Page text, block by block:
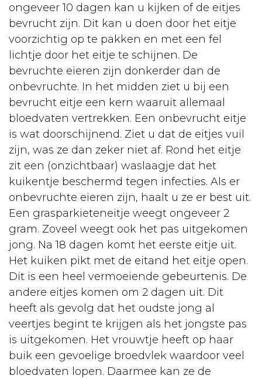
ongeveer 10 dagen kan u kijken of de eitjes
bevrucht zijn. Dit kan u doen door het eitje
voorzichtig op te pakken en met een fel
lichtje door het eitje te schijnen. De
bevruchte eieren zijn donkerder dan de
onbevruchte. In het midden ziet u bij een
bevrucht eitje een kern waaruit allemaal
bloedvaten vertrekken. Een onbevrucht eitje
is wat doorschijnend. Ziet u dat de eitjes vuil
zijn, was ze dan zeker niet af. Rond het eitje
zit een (onzichtbaar) waslaagje dat het
kuikentje beschermd tegen infecties. Als er
onbevruchte eieren zijn, haalt u ze er best uit.
Een grasparkieteneitje weegt ongeveer 2
gram. Zoveel weegt ook het pas uitgekomen
jong. Na 18 dagen komt het eerste eitje uit.
Het kuiken pikt met de eitand het eitje open.
Dit is een heel vermoeiende gebeurtenis. De
andere eitjes komen om 2 dagen uit. Dit
heeft als gevolg dat het oudste jong al
veertjes begint te krijgen als het jongste pas
is uitgekomen. Het vrouwtje heeft op haar
buik een gevoelige broedvlek waardoor veel
bloedvaten lopen. Daarmee kan ze de